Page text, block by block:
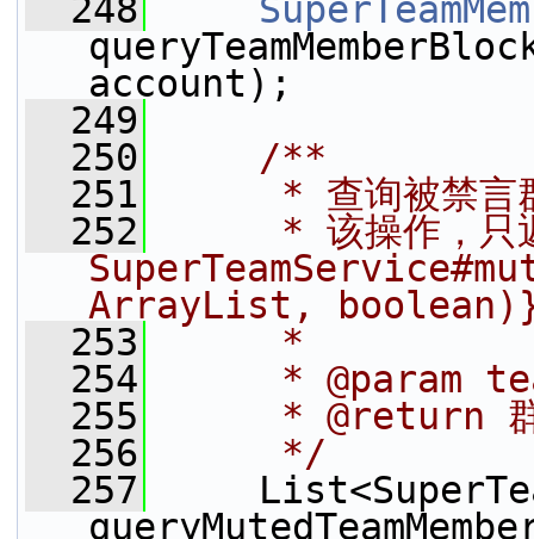
  248
account);
  249
  250
    /**
  251
* 查询被禁言
  252
* 该操作，只
ArrayList, boolean)}
  253
     *
  254
* @param
  255
* @return
  256
     */
  257